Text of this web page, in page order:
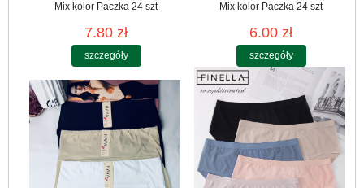
Mix kolor Paczka 24 szt
7.80 zł
szczegóły
Mix kolor Paczka 24 szt
6.00 zł
szczegóły